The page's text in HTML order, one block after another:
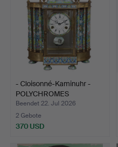
- Cloisonné-Kaminuhr -
POLYCHROMES
MESSING…
Beendet 22. Jul 2026
2 Gebote
370 USD